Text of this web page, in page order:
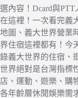
選內容！Dcard與
在這裡！一次看完義
地圖、義大世界營業
界住宿這裡都有！今
錄義大世界的住宿、
世界絕對是台灣指標
店、運動、遊樂、購
各年齡層休閒娛樂需